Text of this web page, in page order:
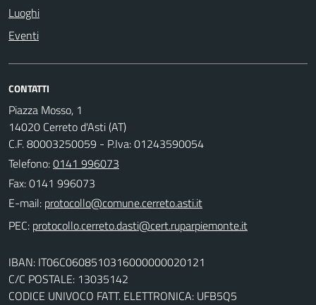
Luoghi
Eventi
CONTATTI
Piazza Mosso, 1
14020 Cerreto d'Asti (AT)
C.F. 80003250059 - P.Iva: 01243590054
Telefono:0141 996073
Fax: 0141 996073
E-mail:
PEC:
IBAN: IT06C0608510316000000020121
C/C POSTALE: 13035142
CODICE UNIVOCO FATT. ELETTRONICA: UFB5Q5